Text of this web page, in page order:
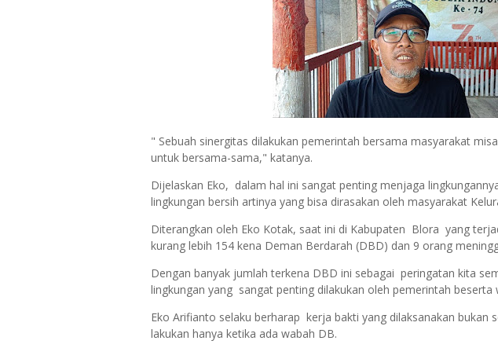
" Sebuah sinergitas dilakukan pemerintah bersama masyarakat
untuk bersama-sama," katanya.
Dijelaskan Eko, dalam hal ini sangat penting menjaga
lingkungan bersih artinya yang bisa dirasakan oleh masyarakat
Diterangkan oleh Eko Kotak, saat ini di Kabupaten Blora yang
kurang lebih 154 kena Deman Berdarah (DBD) dan 9 orang
Dengan banyak jumlah terkena DBD ini sebagai peringatan kita
lingkungan yang sangat penting dilakukan oleh pemerintah beserta
Eko Arifianto selaku berharap kerja bakti yang dilaksanakan bukan
lakukan hanya ketika ada wabah DB.